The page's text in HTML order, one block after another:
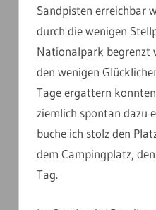
Sandpisten erreichbar
durch die wenigen
Nationalpark begrenzt
den wenigen
Tage ergattern
ziemlich spontan dazu
buche ich stolz den
dem Campingplatz,
Tag.